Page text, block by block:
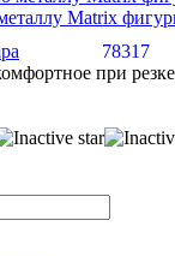
Matrix
78317
при